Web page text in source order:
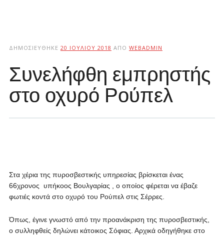
ΔΗΜΟΣΙΕΎΘΗΚΕ 20 ΙΟΥΛΊΟΥ 2018 ΑΠΌ WEBADMIN
Συνελήφθη εμπρηστής
στο οχυρό Ρούπελ
Στα χέρια της πυροσβεστικής υπηρεσίας βρίσκεται ένας
66χρονος υπήκοος Βουλγαρίας , ο οποίος φέρεται να έβαζε
φωτιές κοντά στο οχυρό του Ρούπελ στις Σέρρες.
Όπως, έγινε γνωστό από την προανάκριση της πυροσβεστικής,
ο συλληφθείς δηλώνει κάτοικος Σόφιας. Αρχικά οδηγήθηκε στο